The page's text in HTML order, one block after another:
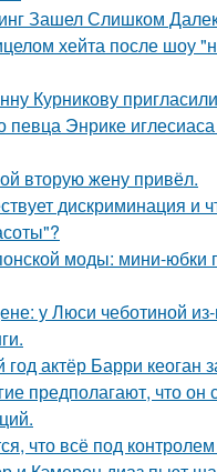
Зашел Слишком
хейта после шоу
Курникову
певца Энрике
вторую жену привёл.
дискриминация и
моды: мини-юбки
у Люси чеботиной
актёр Барри кеоган
предполагают, что он
что всё под